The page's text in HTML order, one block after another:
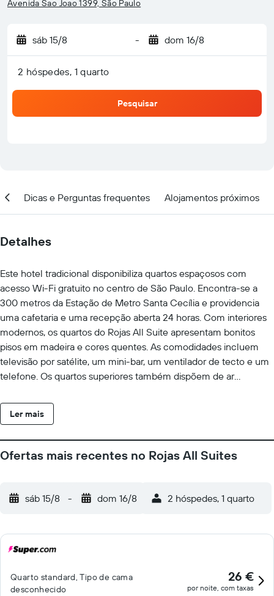
Avenida Sao Joao 1399, São Paulo
sáb 15/8 - dom 16/8
2 hóspedes, 1 quarto
Pesquisar
Dicas e Perguntas frequentes Alojamentos próximos
Detalhes
Este hotel tradicional disponibiliza quartos espaçosos com
acesso Wi-Fi gratuito no centro de São Paulo. Encontra-se a
300 metros da Estação de Metro Santa Cecília e providencia
uma cafetaria e uma recepção aberta 24 horas. Com interiores
modernos, os quartos do Rojas All Suite apresentam bonitos
pisos em madeira e cores quentes. As comodidades incluem
televisão por satélite, um mini-bar, um ventilador de tecto e um
telefone. Os quartos superiores também dispõem de ar
almoço diário com produtos quentes e frios, frutas frescas,
sumos e bolos. Várias opções de restauração poderão ser
Hotel Rojas All Suite fica a 2 km do Centro Comercial Pátio
Higienópolis e dos animados bares e restaurantes da zona de
Paulo, como a Estação da Luz e o Teatro Municipal, estão a 2,5
Ler mais
Ofertas mais recentes no Rojas All Suites
sáb 15/8 - dom 16/8 2 hóspedes, 1 quarto
Quarto standard, Tipo de cama
desconhecido
26 €
por noite, com taxas